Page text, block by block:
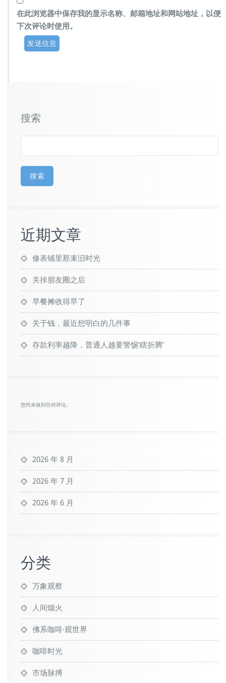
在此浏览器中保存我的显示名称、邮箱地址和网站地址，以便
下次评论时使用。
搜索
搜索
近期文章
修表铺里那束旧时光
关掉朋友圈之后
早餐摊收得早了
关于钱，最近想明白的几件事
存款利率越降，普通人越要警惕’瞎折腾’
您尚未收到任何评论。
2026 年 8 月
2026 年 7 月
2026 年 6 月
分类
万象观察
人间烟火
佛系咖啡·观世界
咖啡时光
市场脉搏